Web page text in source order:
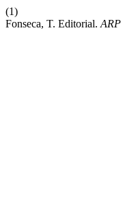
(1)
Fonseca, T. Editorial. ARP